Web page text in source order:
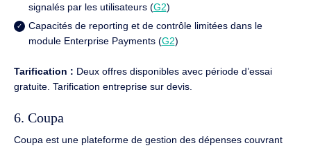
signalés par les utilisateurs (G2)
Capacités de reporting et de contrôle limitées dans le
module Enterprise Payments (G2)
Tarification : Deux offres disponibles avec période d’essai
gratuite. Tarification entreprise sur devis.
6. Coupa
Coupa est une plateforme de gestion des dépenses couvrant